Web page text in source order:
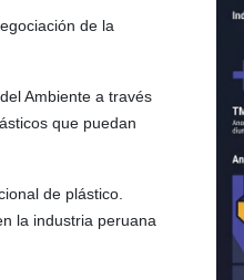
de la
Ambiente a través
que puedan
de plástico.
la industria peruana